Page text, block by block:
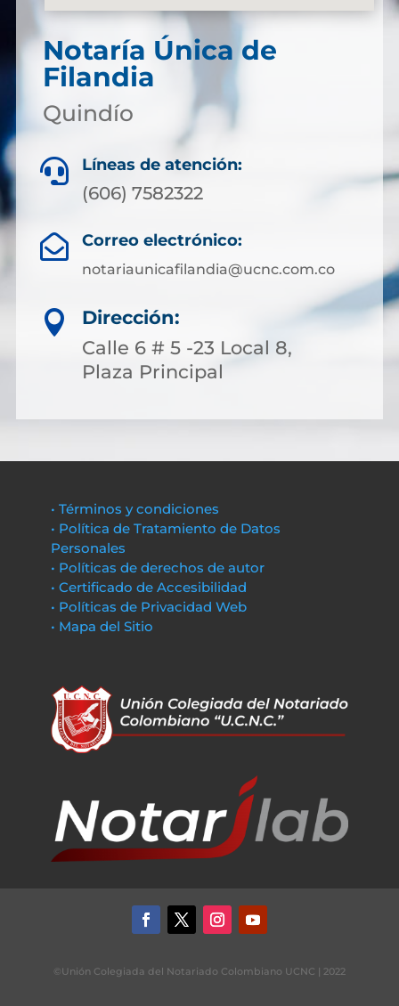
Notaría Única de
Filandia
Quindío
 Líneas de atención:
(606) 7582322
 Correo electrónico:
notariaunicafilandia@ucnc.com.co

Dirección:
Calle 6 # 5 -23 Local 8,
Plaza Principal
• Términos y condiciones
• Política de Tratamiento de Datos
Personales
• Políticas de derechos de autor
• Certificado de Accesibilidad
• Políticas de Privacidad Web
• Mapa del Sitio
©Unión Colegiada del Notariado Colombiano UCNC | 2022